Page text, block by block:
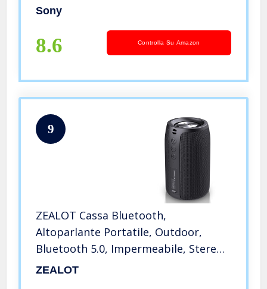
Sony
8.6 Controlla Su Amazon
9
ZEALOT Cassa Bluetooth,
Altoparlante Portatile, Outdoor,
Bluetooth 5.0, Impermeabile, Stereo
Rumoroso, Bassi Incredibili, 1500
ZEALOT